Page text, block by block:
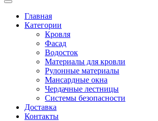
Open
ButtonГлавная
Категории
Кровля
Фасад
Водосток
Материалы для кровли
Рулонные материалы
Мансардные окна
Чердачные лестницы
Системы безопасности
Доставка
Контакты